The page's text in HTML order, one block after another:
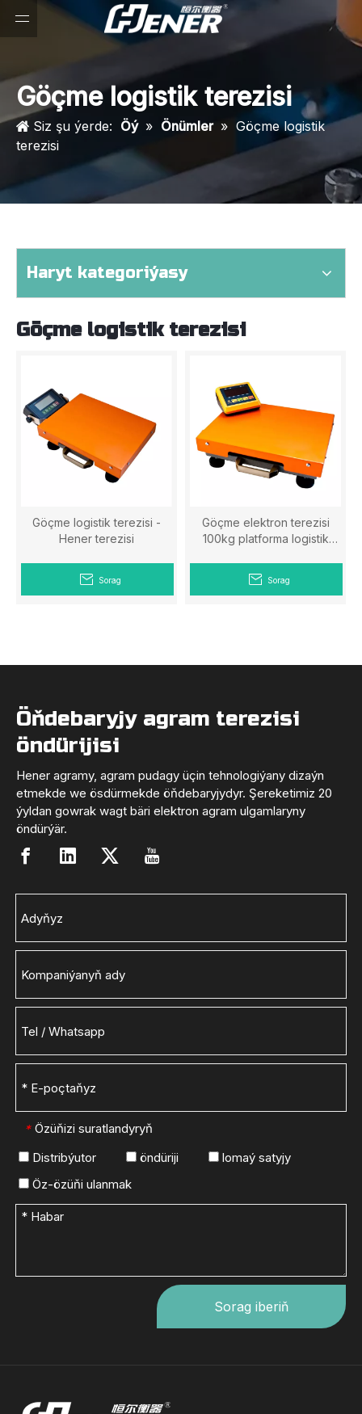
Göçme logistik terezisi
Siz şu ýerde: Öý » Önümler » Göçme logistik
terezisi
Haryt kategoriýasy
Göçme logistik terezisi
Göçme logistik terezisi -
Hener terezisi
Sorag
Göçme elektron terezisi
100kg platforma logistik
Sorag
Öňdebaryjy agram terezisi
öndürijisi
Hener agramy, agram pudagy üçin tehnologiýany dizaýn
etmekde we ösdürmekde öňdebaryjydyr. Şereketimiz 20
ýyldan gowrak wagt bäri elektron agram ulgamlaryny
öndürýär.
* Özüňizi suratlandyryň
Distribýutor
öndüriji
lomaý satyjy
Öz-özüňi ulanmak
Sorag iberiň